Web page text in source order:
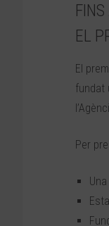
EL
El
fundat
Per